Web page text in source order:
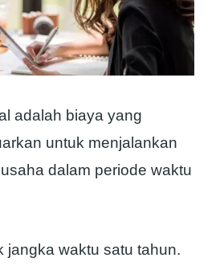
adalah biaya yang
untuk menjalankan
dalam periode waktu
jangka waktu satu tahun.